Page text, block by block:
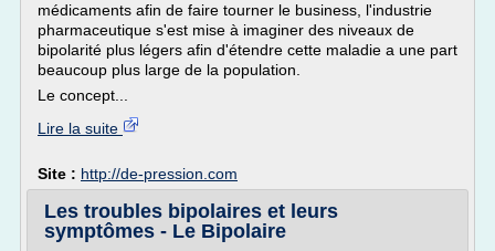
médicaments afin de faire tourner le business, l'industrie
pharmaceutique s'est mise à imaginer des niveaux de
bipolarité plus légers afin d'étendre cette maladie a une part
beaucoup plus large de la population.
Le concept...
Lire la suite
Site : http://de-pression.com
Les troubles bipolaires et leurs
symptômes - Le Bipolaire